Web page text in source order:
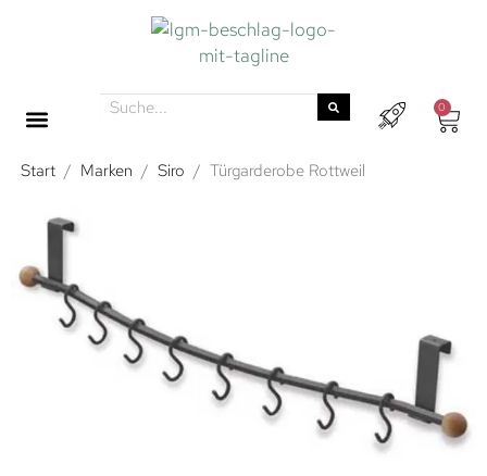
0
Start / Marken / Siro / Türgarderobe Rottweil